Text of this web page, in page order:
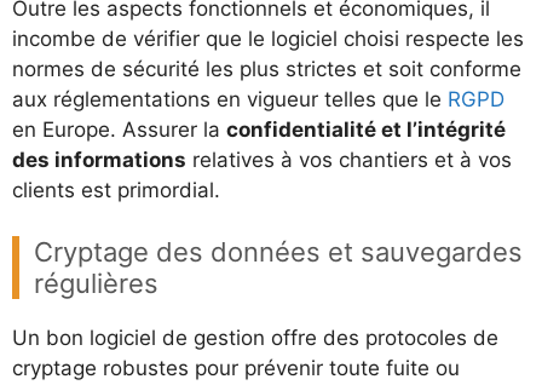
Outre les aspects fonctionnels et économiques, il
incombe de vérifier que le logiciel choisi respecte les
normes de sécurité les plus strictes et soit conforme
aux réglementations en vigueur telles que le RGPD
en Europe. Assurer la confidentialité et l’intégrité
des informations relatives à vos chantiers et à vos
clients est primordial.
Cryptage des données et sauvegardes
régulières
Un bon logiciel de gestion offre des protocoles de
cryptage robustes pour prévenir toute fuite ou